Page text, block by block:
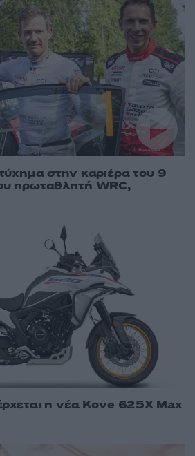
στην καριέρα του 9
πρωταθλητή WRC,
η νέα Kove 625X Max